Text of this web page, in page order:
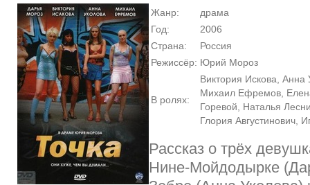
Жанр:
драма
Год:
2006
Страна:
Россия
Режиссёр: Юрий Мороз
В ролях:
Виктория Искова,
Михаил Ефремов,
Горевой, Наталья
Глория Августинович,
Рассказ о трёх
Нине-Мойдодырке